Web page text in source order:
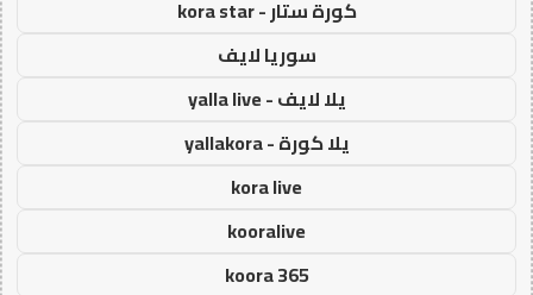
كورة ستار - kora star
سوريا لايف
يلا لايف - yalla live
يلا كورة - yallakora
kora live
kooralive
koora 365